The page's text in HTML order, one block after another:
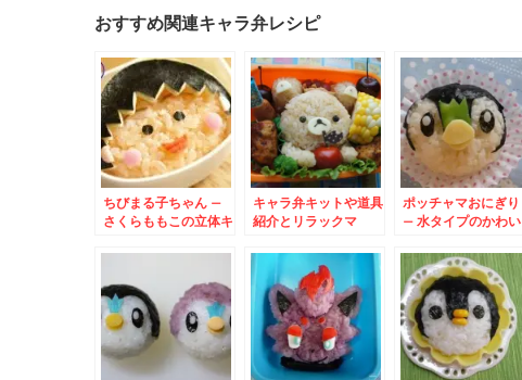
おすすめ関連キャラ弁レシピ
ちびまる子ちゃん –
さくらももこの立体キ
キャラ弁キットや道具
紹介とリラックマ
ポッチャマおにぎり
– 水タイプのかわい